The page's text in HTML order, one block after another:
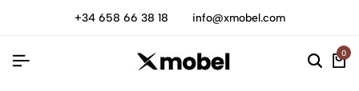
+34 658 66 38 18 info@xmobel.com
0